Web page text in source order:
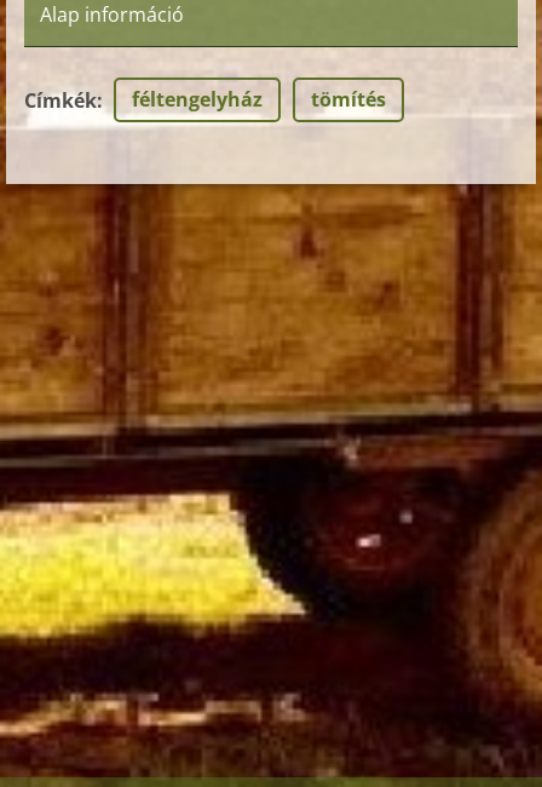
Alap információ
Címkék: féltengelyház tömítés